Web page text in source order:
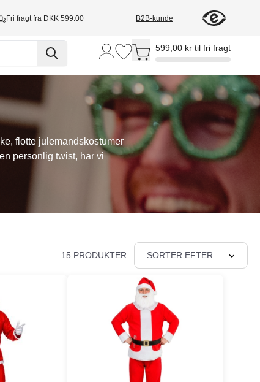
Fri fragt fra DKK 599.00 B2B-kunde
Toggle minicart, Cart is empty
599,00 kr til fri fragt
flotte julemandskostumer
personlig twist, har vi
15 PRODUKTER SORTER EFTER